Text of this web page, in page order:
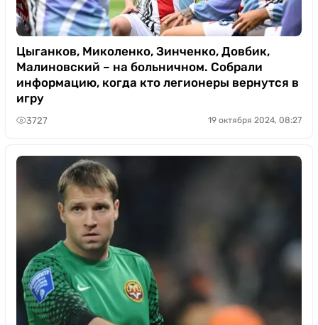
Цыганков, Миколенко, Зинченко, Довбик,
Малиновский – на больничном. Собрали
информацию, когда кто легионеры вернутся в
игру
3727 19 октября 2024, 08:27